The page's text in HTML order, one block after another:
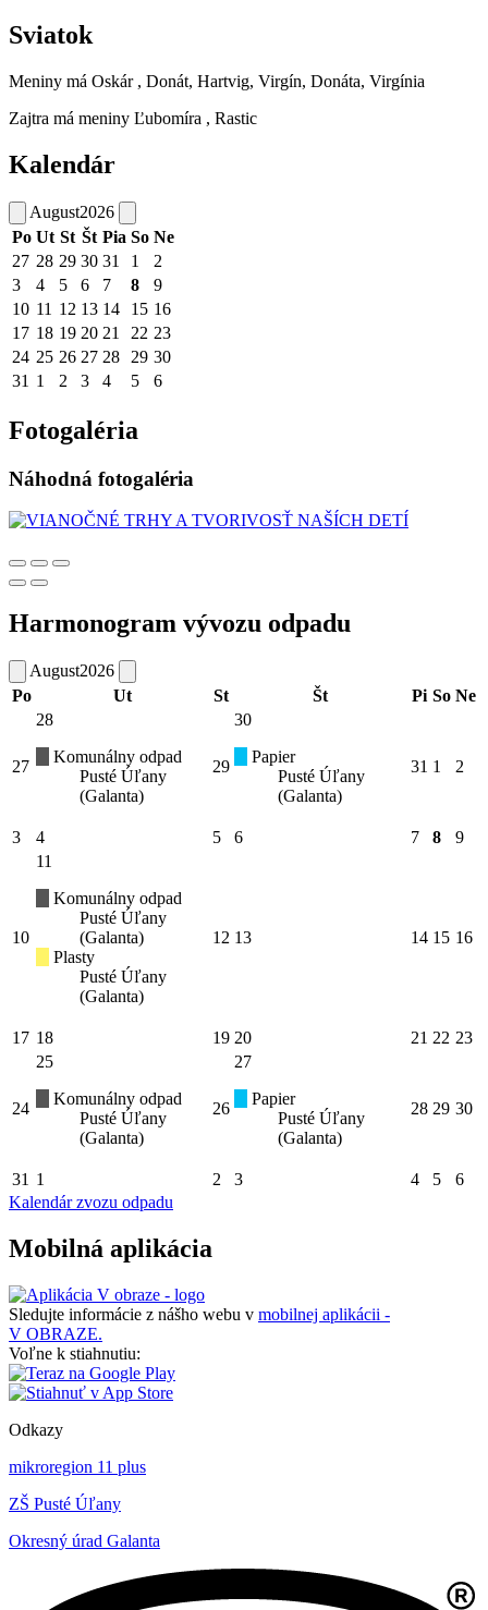
Sviatok
Meniny má Oskár , Donát, Hartvig, Virgín, Donáta, Virgínia
Zajtra má meniny Ľubomíra , Rastic
Kalendár
August2026
Po Ut St Št Pia So Ne
27 28 29 30 31 1
2
3
4 5 6 7 8
9
10 11 12 13 14 15 16
17 18 19 20 21 22 23
24 25 26 27 28 29 30
31 1 2 3 4 5 6
Fotogaléria
Náhodná fotogaléria
Harmonogram vývozu odpadu
August2026
Po
Ut St Št Pi So Ne
27
28
Komunálny odpad
Pusté Úľany
(Galanta)
29
30
Papier
Pusté Úľany
(Galanta)
31 1 2
3 4 5 6 7 8 9
10
11
Komunálny odpad
Pusté Úľany
(Galanta)
Plasty
Pusté Úľany
(Galanta)
12 13 14 15 16
17 18 19 20 21 22 23
24
25
Komunálny odpad
Pusté Úľany
(Galanta)
26
27
Papier
Pusté Úľany
(Galanta)
28 29 30
31 1 2 3 4 5
6
Kalendár zvozu odpadu
Mobilná aplikácia
Sledujte informácie z nášho webu v mobilnej aplikácii -
V OBRAZE.
Voľne k stiahnutiu:
Odkazy
mikroregion 11 plus
ZŠ Pusté Úľany
Okresný úrad Galanta